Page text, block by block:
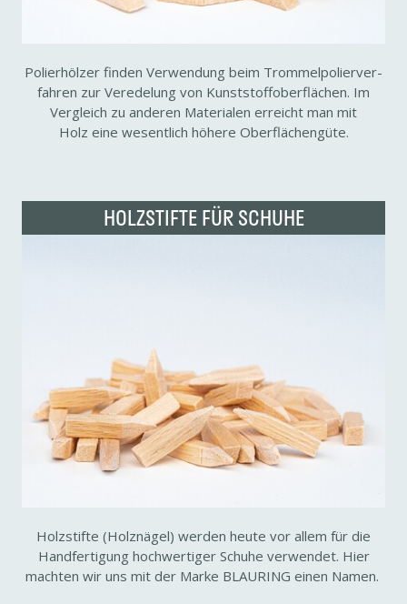
Polier­hölzer finden Verwen­dung beim Trom­mel­po­lier­ver­
fahren zur Verede­lung von Kunst­stoff­ober­flä­chen. Im
Vergleich zu anderen Mate­rialen erreicht man mit
Holz eine wesent­lich höhere Ober­flä­chen­güte.
HOLZ­STIFTE FÜR SCHUHE
Holz­stifte (Holz­nägel) werden heute vor allem für die
Hand­fer­ti­gung hoch­wer­tiger Schuhe verwendet. Hier
machten wir uns mit der Marke BLAU­RING einen Namen.